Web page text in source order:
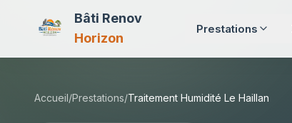
Bâti Renov
Horizon
Prestations
Accueil/Prestations/Traitement Humidité Le Haillan